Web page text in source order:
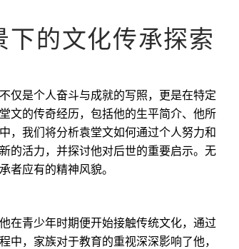
的文化传承探索
仅是个人奋斗与成就的写照，更是在特定
文的传奇经历，包括他的生平简介、他所
，我们将分析袁堂文如何通过个人努力和
的活力，并探讨他对后世的重要启示。无
者应有的精神风貌。
在青少年时期便开始接触传统文化，通过
，家族对于教育的重视深深影响了他，